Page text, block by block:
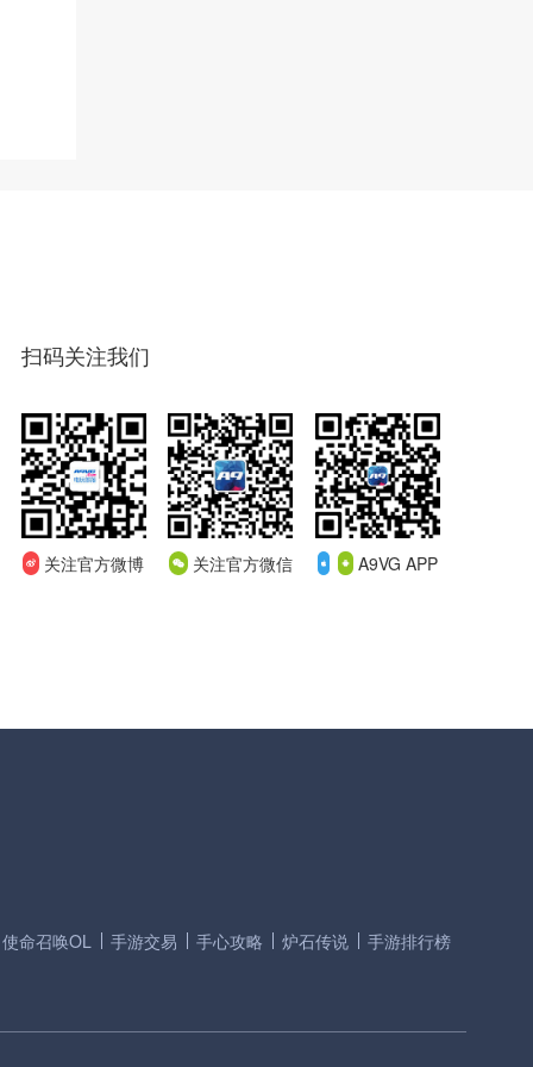
扫码关注我们
关注官方微博 关注官方微信 A9VG APP
使命召唤OL 手游交易 手心攻略 炉石传说
手游排行榜